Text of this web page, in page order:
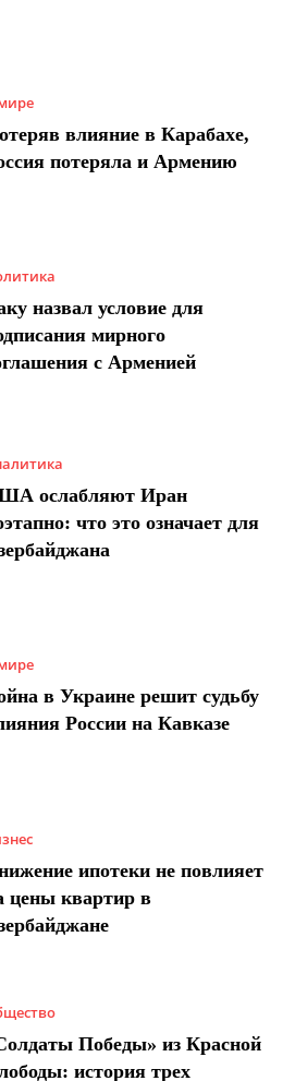
влияние в Карабахе,
потеряла и Армению
назвал условие для
мирного
с Арменией
ослабляют Иран
что это означает для
в Украине решит судьбу
России на Кавказе
ипотеки не повлияет
цены квартир в
Победы» из Красной
история трех